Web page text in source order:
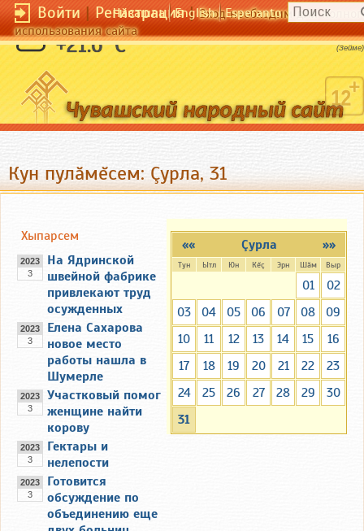
Войти|Регистрация|Вход необходим для
использования сайта
Чӑвашла English Esperanto
+21.6 °C Тот не живет, кто страшиться смерти.
(Зейме)
Кун пулăмĕсем: Çурла, 31
»»
«« Çурла
Тун Ытл Юн Кĕç Эрн Шăм Выр
01
02
03
04 05 06 07 08
09
10
11 12 13 14 15
16
17
18 19 20 21 22
23
24
25 26 27 28 29
30
31
Хыпарсем
2023
3
На Ядринской
швейной фабрике
привлекают труд
осужденных
2023
3
Елена Сахарова
новое место
работы нашла в
Шумерле
2023
3
Участковый помог
женщине найти
корову
2023
3
Гектары и
нелепости
2023
3
Готовится
обсуждение по
объединению еще